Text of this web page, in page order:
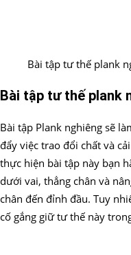
Bài tập tư thế plank
Bài tập tư thế plank
Bài tập Plank nghiêng sẽ
đẩy việc trao đổi chất và
thực hiện bài tập này bạn
dưới vai, thẳng chân và
chân đến đỉnh đầu. Tuy
cố gắng giữ tư thế này